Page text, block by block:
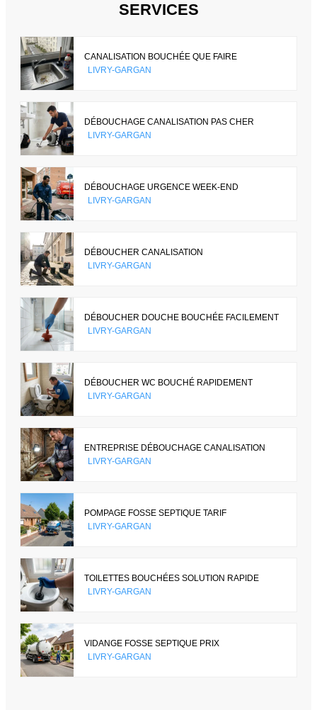
SERVICES
CANALISATION BOUCHÉE QUE FAIRE
LIVRY-GARGAN
DÉBOUCHAGE CANALISATION PAS CHER
LIVRY-GARGAN
DÉBOUCHAGE URGENCE WEEK-END
LIVRY-GARGAN
DÉBOUCHER CANALISATION
LIVRY-GARGAN
DÉBOUCHER DOUCHE BOUCHÉE FACILEMENT
LIVRY-GARGAN
DÉBOUCHER WC BOUCHÉ RAPIDEMENT
LIVRY-GARGAN
ENTREPRISE DÉBOUCHAGE CANALISATION
LIVRY-GARGAN
POMPAGE FOSSE SEPTIQUE TARIF
LIVRY-GARGAN
TOILETTES BOUCHÉES SOLUTION RAPIDE
LIVRY-GARGAN
VIDANGE FOSSE SEPTIQUE PRIX
LIVRY-GARGAN